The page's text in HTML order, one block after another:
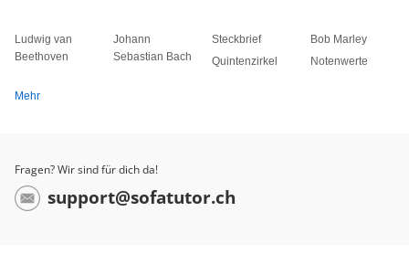
Ludwig van
Beethoven
Johann
Sebastian Bach
Steckbrief
Quintenzirkel
Bob Marley
Notenwerte
Mehr
Fragen? Wir sind für dich da!
support@sofatutor.ch